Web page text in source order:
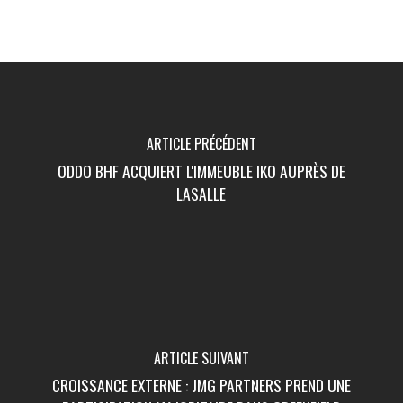
ARTICLE PRÉCÉDENT
ODDO BHF ACQUIERT L'IMMEUBLE IKO AUPRÈS DE
LASALLE
ARTICLE SUIVANT
CROISSANCE EXTERNE : JMG PARTNERS PREND UNE